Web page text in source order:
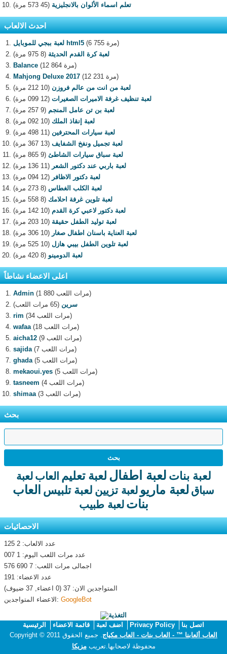
تعلم اسماء الألوان بالانجليزية (45 573 مرة)
احدث الالعاب
لعبة ببجي للموبايل html5
(6 755 مرة)
لعبة كرة القدم الحديثة (8 975 مرة)
Balance
(12 864 مرة)
Mahjong Deluxe 2017
(12 231 مرة)
لعبة من انت من عالم فروزن (10 212 مرة)
لعبة تنظيف غرفة الاميرات الصغيرات (12 099 مرة)
لعبة بن تن عامل المنجم (9 257 مرة)
لعبة إنقاذ الملك (10 092 مرة)
لعبة سيارات المحترفين (11 498 مرة)
لعبة تجميل ونفخ الشفايف (13 367 مرة)
لعبة سباق سيارات الشاطئ (9 865 مرة)
لعبة باربي عند دكتور الشعر (11 136 مرة)
لعبة دكتور الاظافر (12 094 مرة)
لعبة الكلب الغطاس (8 273 مرة)
لعبة تلوين غرفة احلامك (8 558 مرة)
لعبة دكتور لاعبي كرة القدم (10 142 مرة)
لعبة توليد الطفل حقيقة (10 203 مرة)
لعبة العناية باسنان اطفال صغار (10 306 مرة)
لعبة تلوين الطفل بيبي هازل (10 525 مرة)
لعبة الدومينو (8 420 مرة)
اعلى الاعضاء نشاطاً
Admin
(1 880 مرات اللعب)
سرين (65 مرات اللعب)
rim
(34 مرات اللعب)
wafaa
(18 مرات اللعب)
aicha12
(9 مرات اللعب)
sajida
(7 مرات اللعب)
ghada
(5 مرات اللعب)
mekaoui.yes
(5 مرات اللعب)
tasneem
(4 مرات اللعب)
shimaa
(3 مرات اللعب)
بحث
لعبة بنات لعبة اطفال لعبة تعليم العاب لعبة
سباق لعبة ماريو لعبة تزيين لعبة تلبيس العاب
بنات لعبة طبيب
الاحصائيات
عدد الالعاب: 2 125
عدد مرات اللعب اليوم: 1 007
اجمالى مرات اللعب: 7 690 576
عدد الاعضاء: 191
المتواجدين الان: 37 (0 اعضاء, 37 ضيوف)
الاعضاء المتواجدين: GoogleBot
الرئيسية قائمة الاعضاء اضف لعبة Privacy Policy
اتصل بنا
Copyright © 2011
العاب ألعابنا ™ - العاب بنات - العاب مكياج . جميع الحقوق
محفوظة لاصحابها.تعريبمزيكا